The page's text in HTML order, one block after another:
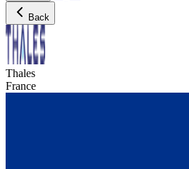
Back
Thales
France